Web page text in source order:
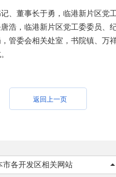
、董事长于勇，临港新片区党
浩，临港新片区党工委委员、
管委会相关处室，书院镇、万
返回上一页
市各开发区相关网站